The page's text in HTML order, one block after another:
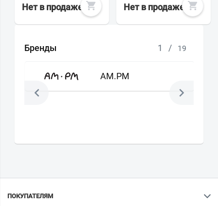
Нет в продаже Нет в продаже
Бренды 1 / 19
AM.PM
ПОКУПАТЕЛЯМ